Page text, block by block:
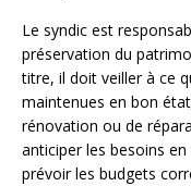
Le syndic est
préservation du
titre, il doit veiller à ce
maintenues en bon
rénovation ou de
anticiper les besoins
prévoir les budgets